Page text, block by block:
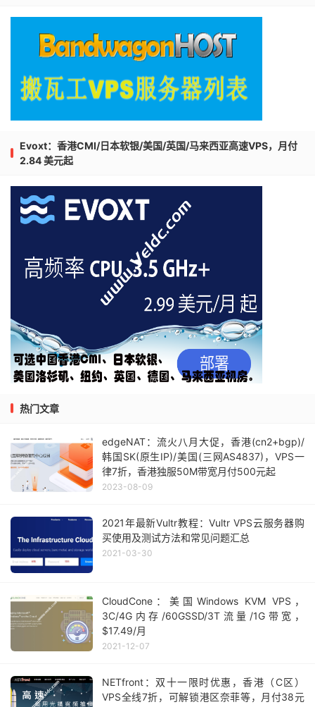
Evoxt：香港CMI/日本软银/美国/英国/马来西亚高速VPS，月付
2.84 美元起
热门文章
edgeNAT：流火八月大促，香港(cn2+bgp)/
韩国SK(原生IP)/美国(三网AS4837)，VPS一
律7折，香港独服50M带宽月付500元起
2023-08-09
2021年最新Vultr教程：Vultr VPS云服务器购
买使用及测试方法和常见问题汇总
2021-03-30
CloudCone：美国Windows KVM VPS，
3C/4G内存/60GSSD/3T流量/1G带宽，
$17.49/月
2021-12-07
NETfront：双十一限时优惠，香港（C区）
VPS全线7折，可解锁港区奈菲等，月付38元